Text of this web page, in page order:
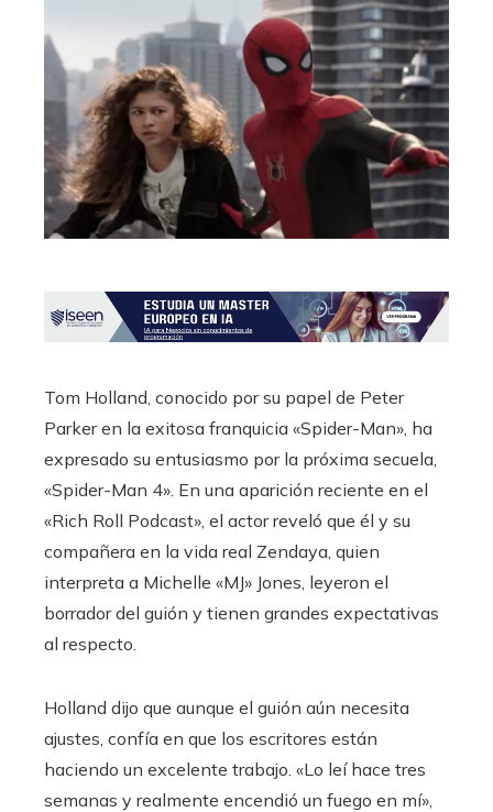
Tom Holland, conocido por su papel de Peter
Parker en la exitosa franquicia «Spider-Man», ha
expresado su entusiasmo por la próxima secuela,
«Spider-Man 4». En una aparición reciente en el
«Rich Roll Podcast», el actor reveló que él y su
compañera en la vida real Zendaya, quien
interpreta a Michelle «MJ» Jones, leyeron el
borrador del guión y tienen grandes expectativas
al respecto.
Holland dijo que aunque el guión aún necesita
ajustes, confía en que los escritores están
haciendo un excelente trabajo. «Lo leí hace tres
semanas y realmente encendió un fuego en mí»,